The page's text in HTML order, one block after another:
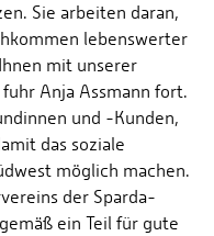
Sie arbeiten daran,
lebenswerter
mit unserer
Anja Assmann fort.
und -Kunden,
das soziale
möglich machen.
der Sparda-
ein Teil für gute